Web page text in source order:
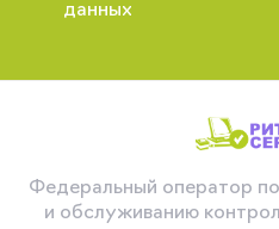
данных
Федеральный оператор
и обслуживанию